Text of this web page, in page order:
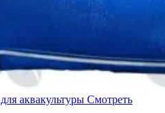
аквакультуры Смотреть